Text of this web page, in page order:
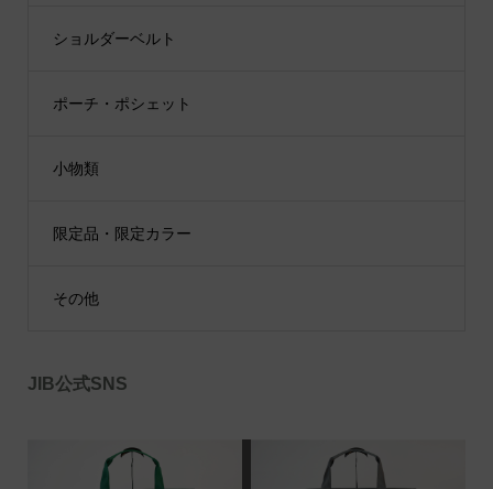
ショルダーベルト
ポーチ・ポシェット
小物類
限定品・限定カラー
その他
JIB公式SNS